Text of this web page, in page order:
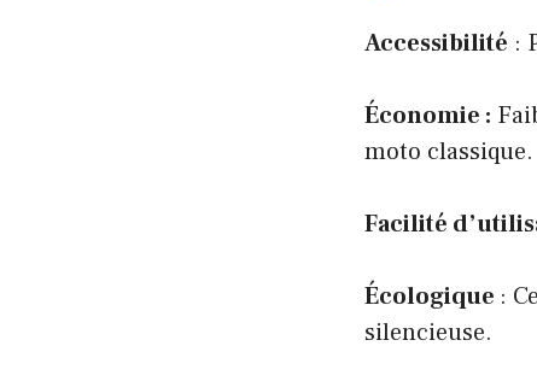
Accessibilité :
Économie :
moto classique.
Facilité
Écologique :
silencieuse.